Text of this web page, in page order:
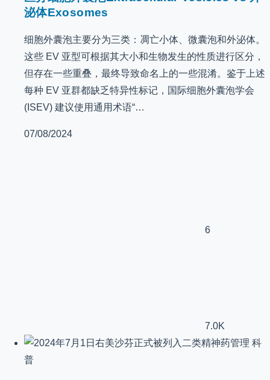
泌体Exosomes
细胞外囊泡主要分为三类：凋亡小体、微囊泡和外泌体。
这些 EV 亚型可根据其大小和生物发生的性质进行区分，
但存在一些重叠，最终导致命名上的一些混淆。鉴于上述
每种 EV 亚群都缺乏特异性标记，国际细胞外囊泡学会
(ISEV) 建议使用通用术语“…
07/08/2024
6
7.0K
科
普